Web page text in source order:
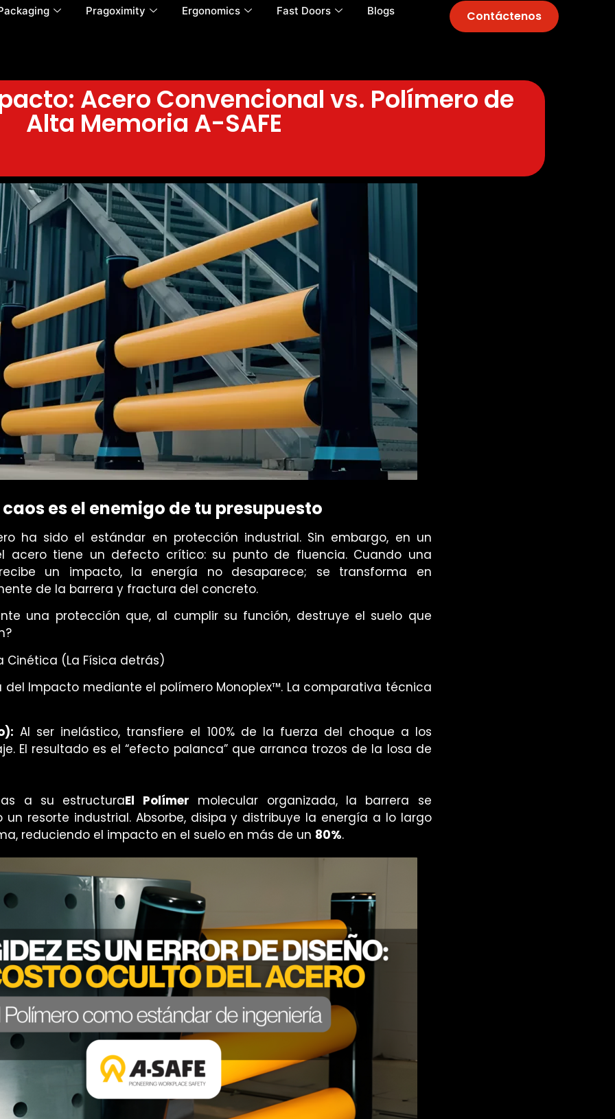
Pragoximity Ergonomics Fast Doors Blogs Contáctenos
Acero Convencional vs. Polímero de
Alta Memoria A-SAFE
caos es el enemigo de tu presupuesto
ha sido el estándar en protección industrial. Sin embargo, en un
acero tiene un defecto crítico: su punto de fluencia. Cuando una
un impacto, la energía no desaparece; se transforma en
de la barrera y fractura del concreto.
una protección que, al cumplir su función, destruye el suelo que
Cinética (La Física detrás)
del Impacto mediante el polímero Monoplex™. La comparativa técnica
Al ser inelástico, transfiere el 100% de la fuerza del choque a los
El resultado es el “efecto palanca” que arranca trozos de la losa de
a su estructuraEl Polímer molecular organizada, la barrera se
resorte industrial. Absorbe, disipa y distribuye la energía a lo largo
reduciendo el impacto en el suelo en más de un 80%.